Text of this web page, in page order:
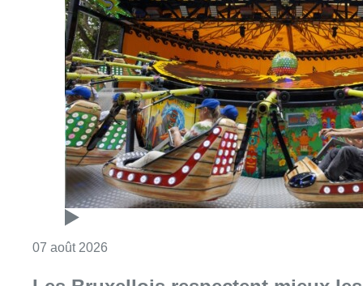
07 août 2026 Consulter l'article "Foire du Midi: les
Les Bruxellois respectent mieux les
zones 30 ?